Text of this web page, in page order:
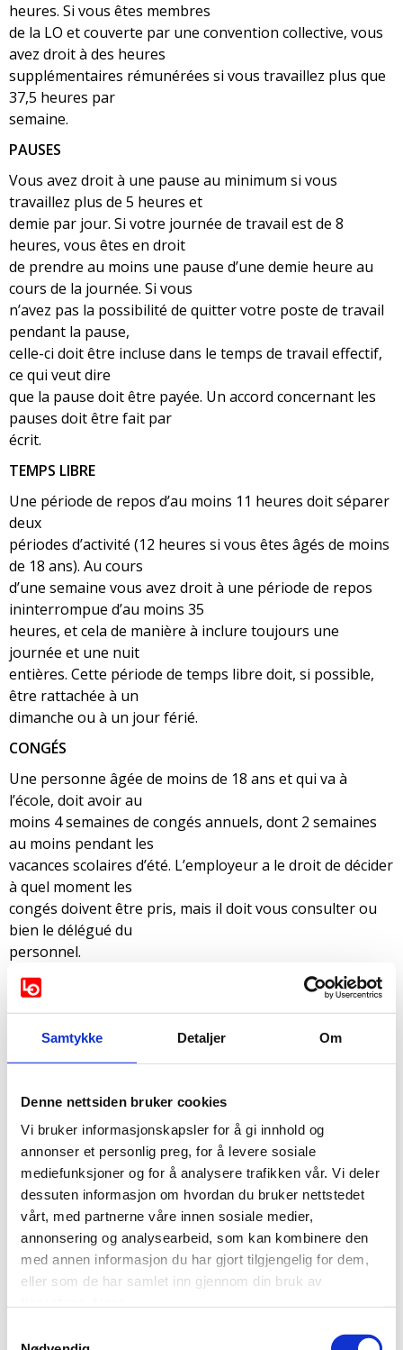
Samtykke Detaljer Om
Denne nettsiden bruker cookies
Vi bruker informasjonskapsler for å gi innhold og
annonser et personlig preg, for å levere sosiale
mediefunksjoner og for å analysere trafikken vår. Vi deler
dessuten informasjon om hvordan du bruker nettstedet
vårt, med partnerne våre innen sosiale medier,
annonsering og analysearbeid, som kan kombinere den
med annen informasjon du har gjort tilgjengelig for dem,
eller som de har samlet inn gjennom din bruk av
heures. Si vous êtes membres
de la LO et couverte par une convention collective, vous
avez droit à des heures
supplémentaires rémunérées si vous travaillez plus que
37,5 heures par
semaine.
PAUSES
Vous avez droit à une pause au minimum si vous
travaillez plus de 5 heures et
demie par jour. Si votre journée de travail est de 8
heures, vous êtes en droit
de prendre au moins une pause d’une demie heure au
cours de la journée. Si vous
n’avez pas la possibilité de quitter votre poste de travail
pendant la pause,
celle-ci doit être incluse dans le temps de travail effectif,
ce qui veut dire
que la pause doit être payée. Un accord concernant les
pauses doit être fait par
écrit.
TEMPS LIBRE
Une période de repos d’au moins 11 heures doit séparer
deux
périodes d’activité (12 heures si vous êtes âgés de moins
de 18 ans). Au cours
d’une semaine vous avez droit à une période de repos
ininterrompue d’au moins 35
heures, et cela de manière à inclure toujours une
journée et une nuit
entières. Cette période de temps libre doit, si possible,
être rattachée à un
dimanche ou à un jour férié.
CONGÉS
Une personne âgée de moins de 18 ans et qui va à
l’école, doit avoir au
moins 4 semaines de congés annuels, dont 2 semaines
au moins pendant les
vacances scolaires d’été. L’employeur a le droit de décider
à quel moment les
congés doivent être pris, mais il doit vous consulter ou
bien le délégué du
personnel.
CHÔMAGE TECHNIQUE
Si l’entreprise n’a pas suffisamment de travail, elle peut
mettre ses
notifiée avec un préavis de 14 jours avant la date
d’application. L’employeur
est tenu de verser votre salaire pendant la période de
préavis, que vous soyez
en activité durant cette période ou non. Des travailleurs
au chômage
technique qui sont licenciés par la suite, ont droit au
salaire durant la
période de préavis de licenciement.
CHÔMAGE
Si vous êtes au chômage,vous avez le droit à une